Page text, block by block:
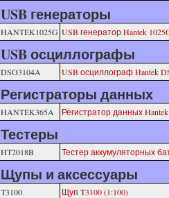
USB генераторы
HANTEK1025G USB генератор Hantek
USB осциллографы
DSO3104A USB осциллограф Hantek
Регистраторы данных
HANTEK365A Регистратор данных
Тестеры
HT2018B Тестер аккумуляторных
Щупы и аксессуары
T3100
Щуп T3100 (1:100)